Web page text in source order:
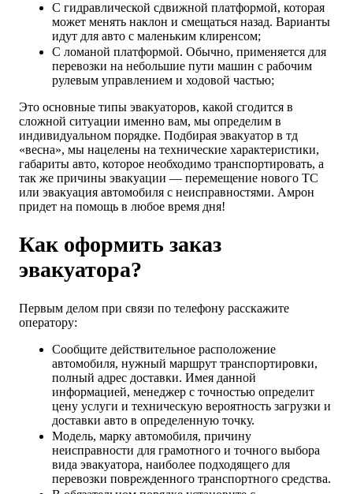
С гидравлической сдвижной платформой, которая
может менять наклон и смещаться назад. Варианты
идут для авто с маленьким клиренсом;
С ломаной платформой. Обычно, применяется для
перевозки на небольшие пути машин с рабочим
рулевым управлением и ходовой частью;
Это основные типы эвакуаторов, какой сгодится в
сложной ситуации именно вам, мы определим в
индивидуальном порядке. Подбирая эвакуатор в тд
«весна», мы нацелены на технические характеристики,
габариты авто, которое необходимо транспортировать, а
так же причины эвакуации — перемещение нового ТС
или эвакуация автомобиля с неисправностями. Амрон
придет на помощь в любое время дня!
Как оформить заказ
эвакуатора?
Первым делом при связи по телефону расскажите
оператору:
Сообщите действительное расположение
автомобиля, нужный маршрут транспортировки,
полный адрес доставки. Имея данной
информацией, менеджер с точностью определит
цену услуги и техническую вероятность загрузки и
доставки авто в определенную точку.
Модель, марку автомобиля, причину
неисправности для грамотного и точного выбора
вида эвакуатора, наиболее подходящего для
перевозки поврежденного транспортного средства.